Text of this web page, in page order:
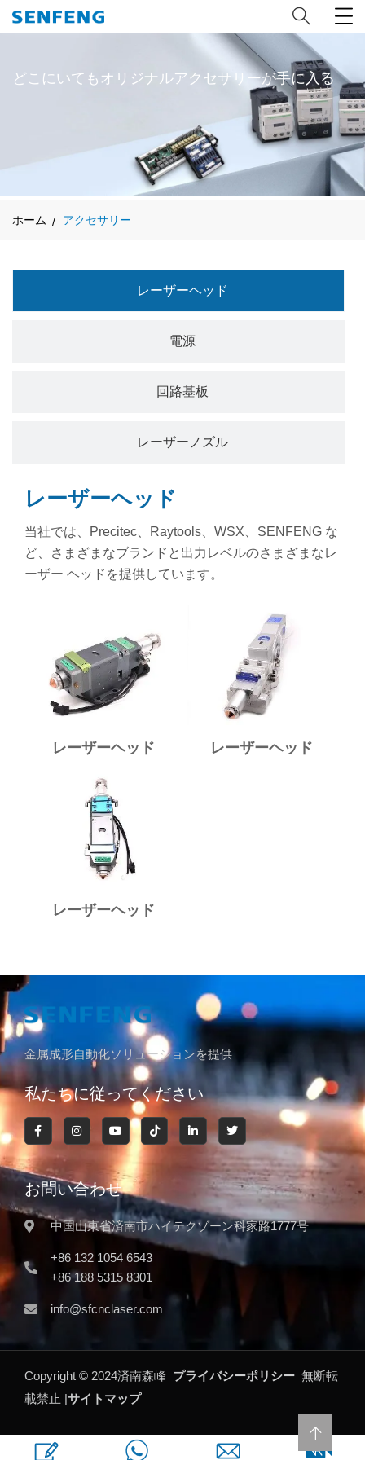
どこにいてもオリジナルアクセサリーが手に入る
ホーム アクセサリー
レーザーヘッド
電源
回路基板
レーザーノズル
レーザーヘッド
当社では、Precitec、Raytools、WSX、SENFENG な
ど、さまざまなブランドと出力レベルのさまざまなレ
ーザー ヘッドを提供しています。
レーザーヘッド レーザーヘッド
レーザーヘッド
金属成形自動化ソリューションを提供
私たちに従ってください
お問い合わせ
中国山東省済南市ハイテクゾーン科家路1777号
+86 132 1054 6543
+86 188 5315 8301
info@sfcnclaser.com
Copyright © 2024済南森峰 プライバシーポリシー 無断転
載禁止 |サイトマップ